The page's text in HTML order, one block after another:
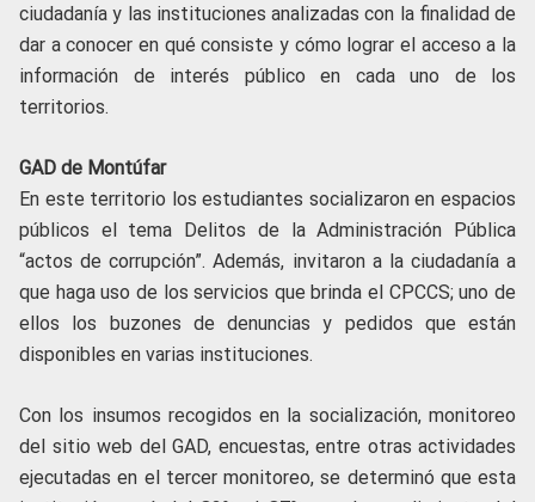
ciudadanía y las instituciones analizadas con la finalidad de
dar a conocer en qué consiste y cómo lograr el acceso a la
información de interés público en cada uno de los
territorios.
GAD de Montúfar
En este territorio los estudiantes socializaron en espacios
públicos el tema Delitos de la Administración Pública
“actos de corrupción”. Además, invitaron a la ciudadanía a
que haga uso de los servicios que brinda el CPCCS; uno de
ellos los buzones de denuncias y pedidos que están
disponibles en varias instituciones.
Con los insumos recogidos en la socialización, monitoreo
del sitio web del GAD, encuestas, entre otras actividades
ejecutadas en el tercer monitoreo, se determinó que esta